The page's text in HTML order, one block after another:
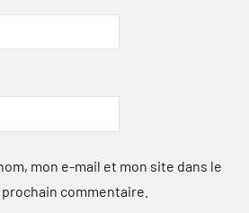
mon e-mail et mon site dans le
commentaire.